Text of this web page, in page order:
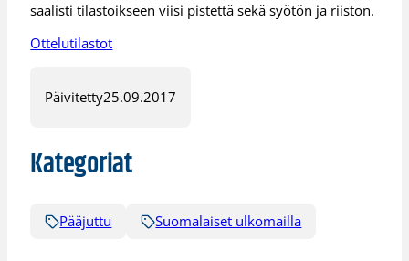
saalisti tilastoikseen viisi pistettä sekä syötön ja riiston.
Ottelutilastot
Päivitetty25.09.2017
Kategoriat
Pääjuttu Suomalaiset ulkomailla